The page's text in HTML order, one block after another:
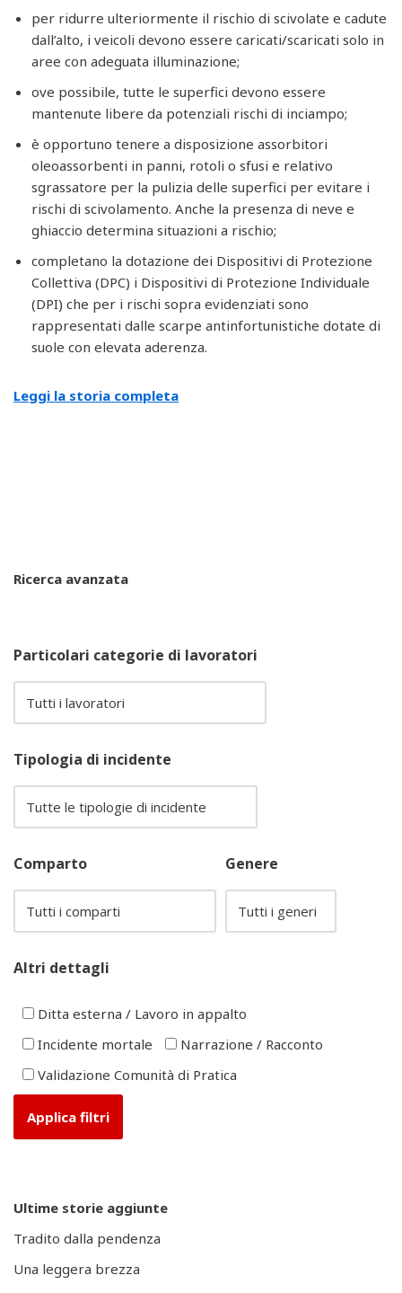
per ridurre ulteriormente il rischio di scivolate e cadute
dall’alto, i veicoli devono essere caricati/scaricati solo in
aree con adeguata illuminazione;
ove possibile, tutte le superfici devono essere
mantenute libere da potenziali rischi di inciampo;
è opportuno tenere a disposizione assorbitori
oleoassorbenti in panni, rotoli o sfusi e relativo
sgrassatore per la pulizia delle superfici per evitare i
rischi di scivolamento. Anche la presenza di neve e
ghiaccio determina situazioni a rischio;
completano la dotazione dei Dispositivi di Protezione
Collettiva (DPC) i Dispositivi di Protezione Individuale
(DPI) che per i rischi sopra evidenziati sono
rappresentati dalle scarpe antinfortunistiche dotate di
suole con elevata aderenza.
Leggi la storia completa
Ricerca avanzata
Particolari categorie di lavoratori
Tipologia di incidente
Comparto Genere
Altri dettagli
Ditta esterna / Lavoro in appalto
Incidente mortale
Narrazione / Racconto
Validazione Comunità di Pratica
Ultime storie aggiunte
Tradito dalla pendenza
Una leggera brezza